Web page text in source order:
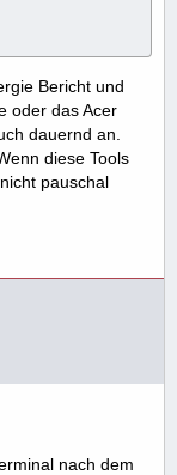
Bericht und
oder das Acer
dauernd an.
diese Tools
pauschal
nach dem